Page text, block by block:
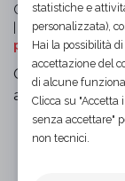
Codice OTGP:
| Categoria:
polso-mano
Ortesi per polso
ambidestra
statistiche e
personalizzata),
Hai la possibilità
accettazione del
di alcune
Clicca su "Accetta
senza accettare"
non tecnici.